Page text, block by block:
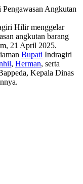
Angkutan
Hilir menggelar
angkutan barang
21 April 2025.
Bupati Indragiri
, Herman, serta
Kepala Dinas